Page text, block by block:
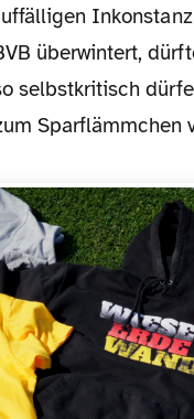
überwintert,
selbstkritisch
Sparflämmchen